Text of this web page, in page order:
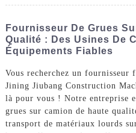
Fournisseur De Grues
Qualité : Des Usines De
Équipements Fiables
Vous recherchez un fournisseur
Jining Jiubang Construction
là pour vous ! Notre entreprise
grues sur camion de haute
transport de matériaux lourds